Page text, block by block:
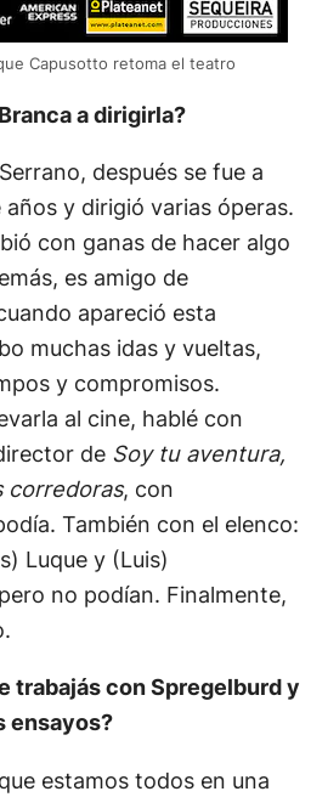
Capusotto retoma el teatro
a dirigirla?
después se fue a
y dirigió varias óperas.
con ganas de hacer algo
es amigo de
apareció esta
muchas idas y vueltas,
y compromisos.
al cine, hablé con
de Soy tu aventura,
corredoras, con
También con el elenco:
Luque y (Luis)
no podían. Finalmente,
trabajás con Spregelburd y
ensayos?
estamos todos en una